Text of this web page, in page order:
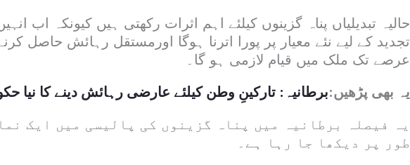
حالیہ تبدیلیاں پناہ گزینوں کیلئے اہم اثرات رکھتی ہیں کیونکہ اب
تجدید کے لیے نئے معیار پر پورا اترنا ہوگا اورمستقل رہائش حاصل
عرصے تک ملک میں قیام لازمی ہو گا۔
یہ بھی پڑھیں:برطانیہ: تارکینِ وطن کیلئے عارضی رہائش دینے کا نیا
یہ فیصلہ برطانیہ میں پناہ گزینوں کی پالیسی میں ایک
طور پر دیکھا جا رہا ہے۔